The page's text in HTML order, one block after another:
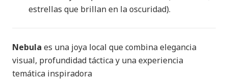
estrellas que brillan en la oscuridad).
Nebula es una joya local que combina elegancia
visual, profundidad táctica y una experiencia
temática inspiradora